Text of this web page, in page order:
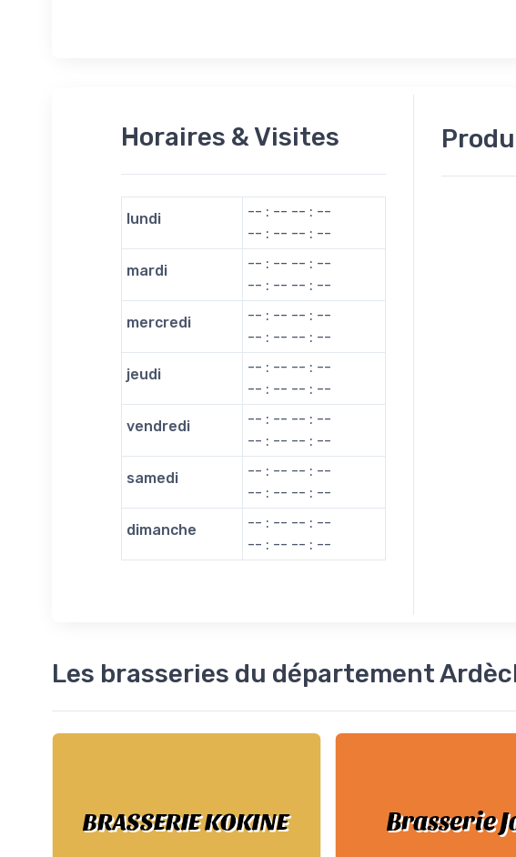
Horaires & Visites
lundi
-- : -- -- : --
-- : -- -- : --
mardi
-- : -- -- : --
-- : -- -- : --
mercredi
-- : -- -- : --
-- : -- -- : --
jeudi
-- : -- -- : --
-- : -- -- : --
vendredi
-- : -- -- : --
-- : -- -- : --
samedi
-- : -- -- : --
-- : -- -- : --
dimanche
-- : -- -- : --
-- : -- -- : --
Les brasseries du département
BRASSERIE KOKINE Brasserie